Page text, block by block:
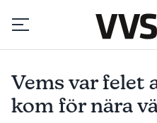
Prenumerera
Vems var felet
kom för nära